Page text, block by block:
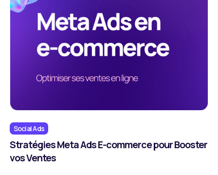
Social Ads
Stratégies Meta Ads E-commerce pour Booster
vos Ventes